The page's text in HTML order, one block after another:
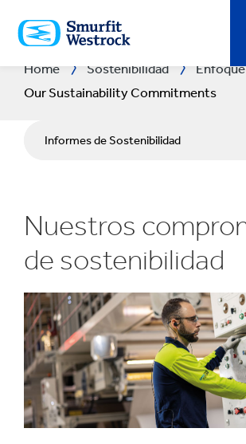
AL
CONTENIDO
PRINCIPAL
Home Sostenibilidad
Enfoque
Our Sustainability Commitments
Informes de Sostenibilidad
Planeta
Gente
Negocio de Impacto
Centro de Descargas
Nuestros
de sostenibilidad